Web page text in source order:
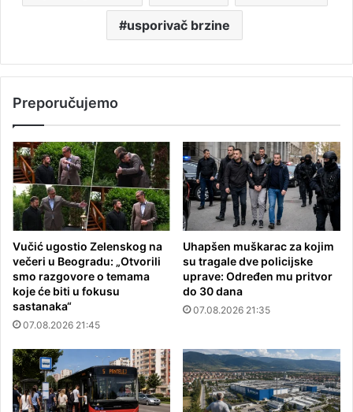
usporivač brzine
Preporučujemo
Vučić ugostio Zelenskog na
večeri u Beogradu: „Otvorili
smo razgovore o temama
koje će biti u fokusu
sastanaka“
07.08.2026 21:45
Uhapšen muškarac za kojim
su tragale dve policijske
uprave: Određen mu pritvor
do 30 dana
07.08.2026 21:35